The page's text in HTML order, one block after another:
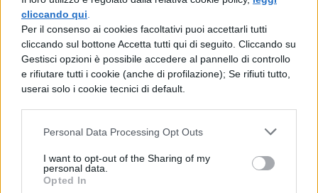
cliccando qui
Per il consenso ai cookies facoltativi puoi accettarli tutti
cliccando sul bottone Accetta tutti qui di seguito. Cliccando su
Gestisci opzioni è possibile accedere al pannello di controllo
e rifiutare tutti i cookie (anche di profilazione); Se rifiuti tutto,
userai solo i cookie tecnici di default.
Personal Data Processing Opt Outs
I want to opt-out of the Sharing of my
personal data.
Opted In
rimanere in carica “qualche anno in più”.
“Saluto naturalmente il presidente della
Repubblica, Sergio Mattarella, è che qui
suo amore per l’arte in special modo per
l’arte cinematografica. Lei sa l’amore che
provo nei suoi confronti, la vorrei baciare